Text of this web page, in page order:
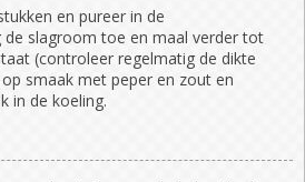
en pureer in de
de slagroom toe en maal verder tot
(controleer regelmatig de dikte
smaak met peper en zout en
in de koeling.